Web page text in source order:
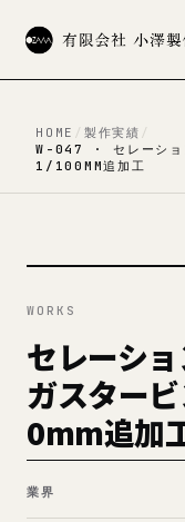
HOME / 製作実績 /
W-047 · セレーショ
1/100MM追加工
WORKS
セレーショ
ガスター
0mm追加
業界